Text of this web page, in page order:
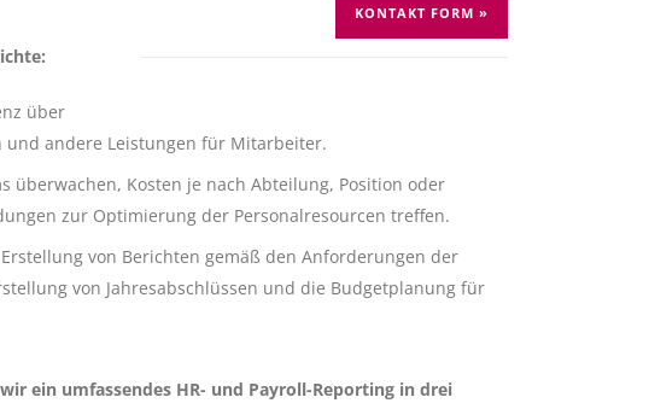
KONTAKT FORM »
über
und andere Leistungen für Mitarbeiter.
überwachen, Kosten je nach Abteilung, Position oder
zur Optimierung der Personalresourcen treffen.
von Berichten gemäß den Anforderungen der
von Jahresabschlüssen und die Budgetplanung für
ein umfassendes HR- und Payroll-Reporting in drei